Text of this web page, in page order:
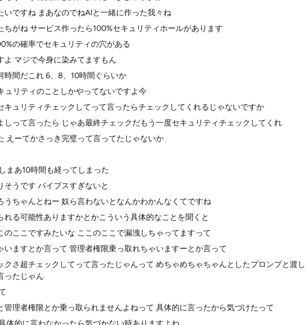
いですね まあなのでねAIと一緒に作った我々ね
ちがね サービス作ったら100%セキュリティホールがあります
の確率でセキュリティの穴がある
よ マジで今身に染みてますもん
時間だこれ 6、8、10時間ぐらいか
ュリティのことしかやってないですよ今
キュリティチェックしてって言ったらチェックしてくれるじゃないですか
しって言ったら じゃあ最終チェックだもう一度セキュリティチェックしてくれ
えーてかさっき完璧って言ってたじゃないか
まあ10時間も経ってしまった
そうです バイブスすぎないと
うちゃんとねー 奴ら言わないとなんかわかんなくてですね
れる可能性ありますかとかこういう具体的なことを聞くと
のここですみたいな ここのここで漏洩しちゃってますって
いますとか言って 管理者権限乗っ取れちゃいますーとか言って
クさ超チェックしてって言ったじゃんって めちゃめちゃちゃんとしたプロンプと渡し
ったじゃん
管理者権限とか乗っ取られませんよねって 具体的に言ったから気づけたって